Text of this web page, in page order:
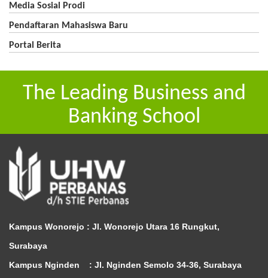
Media Sosial Prodi
Pendaftaran Mahasiswa Baru
Portal Berita
The Leading Business and
Banking School
Kampus Wonorejo : Jl. Wonorejo Utara 16 Rungkut,
Surabaya
Kampus Nginden : Jl. Nginden Semolo 34-36, Surabaya